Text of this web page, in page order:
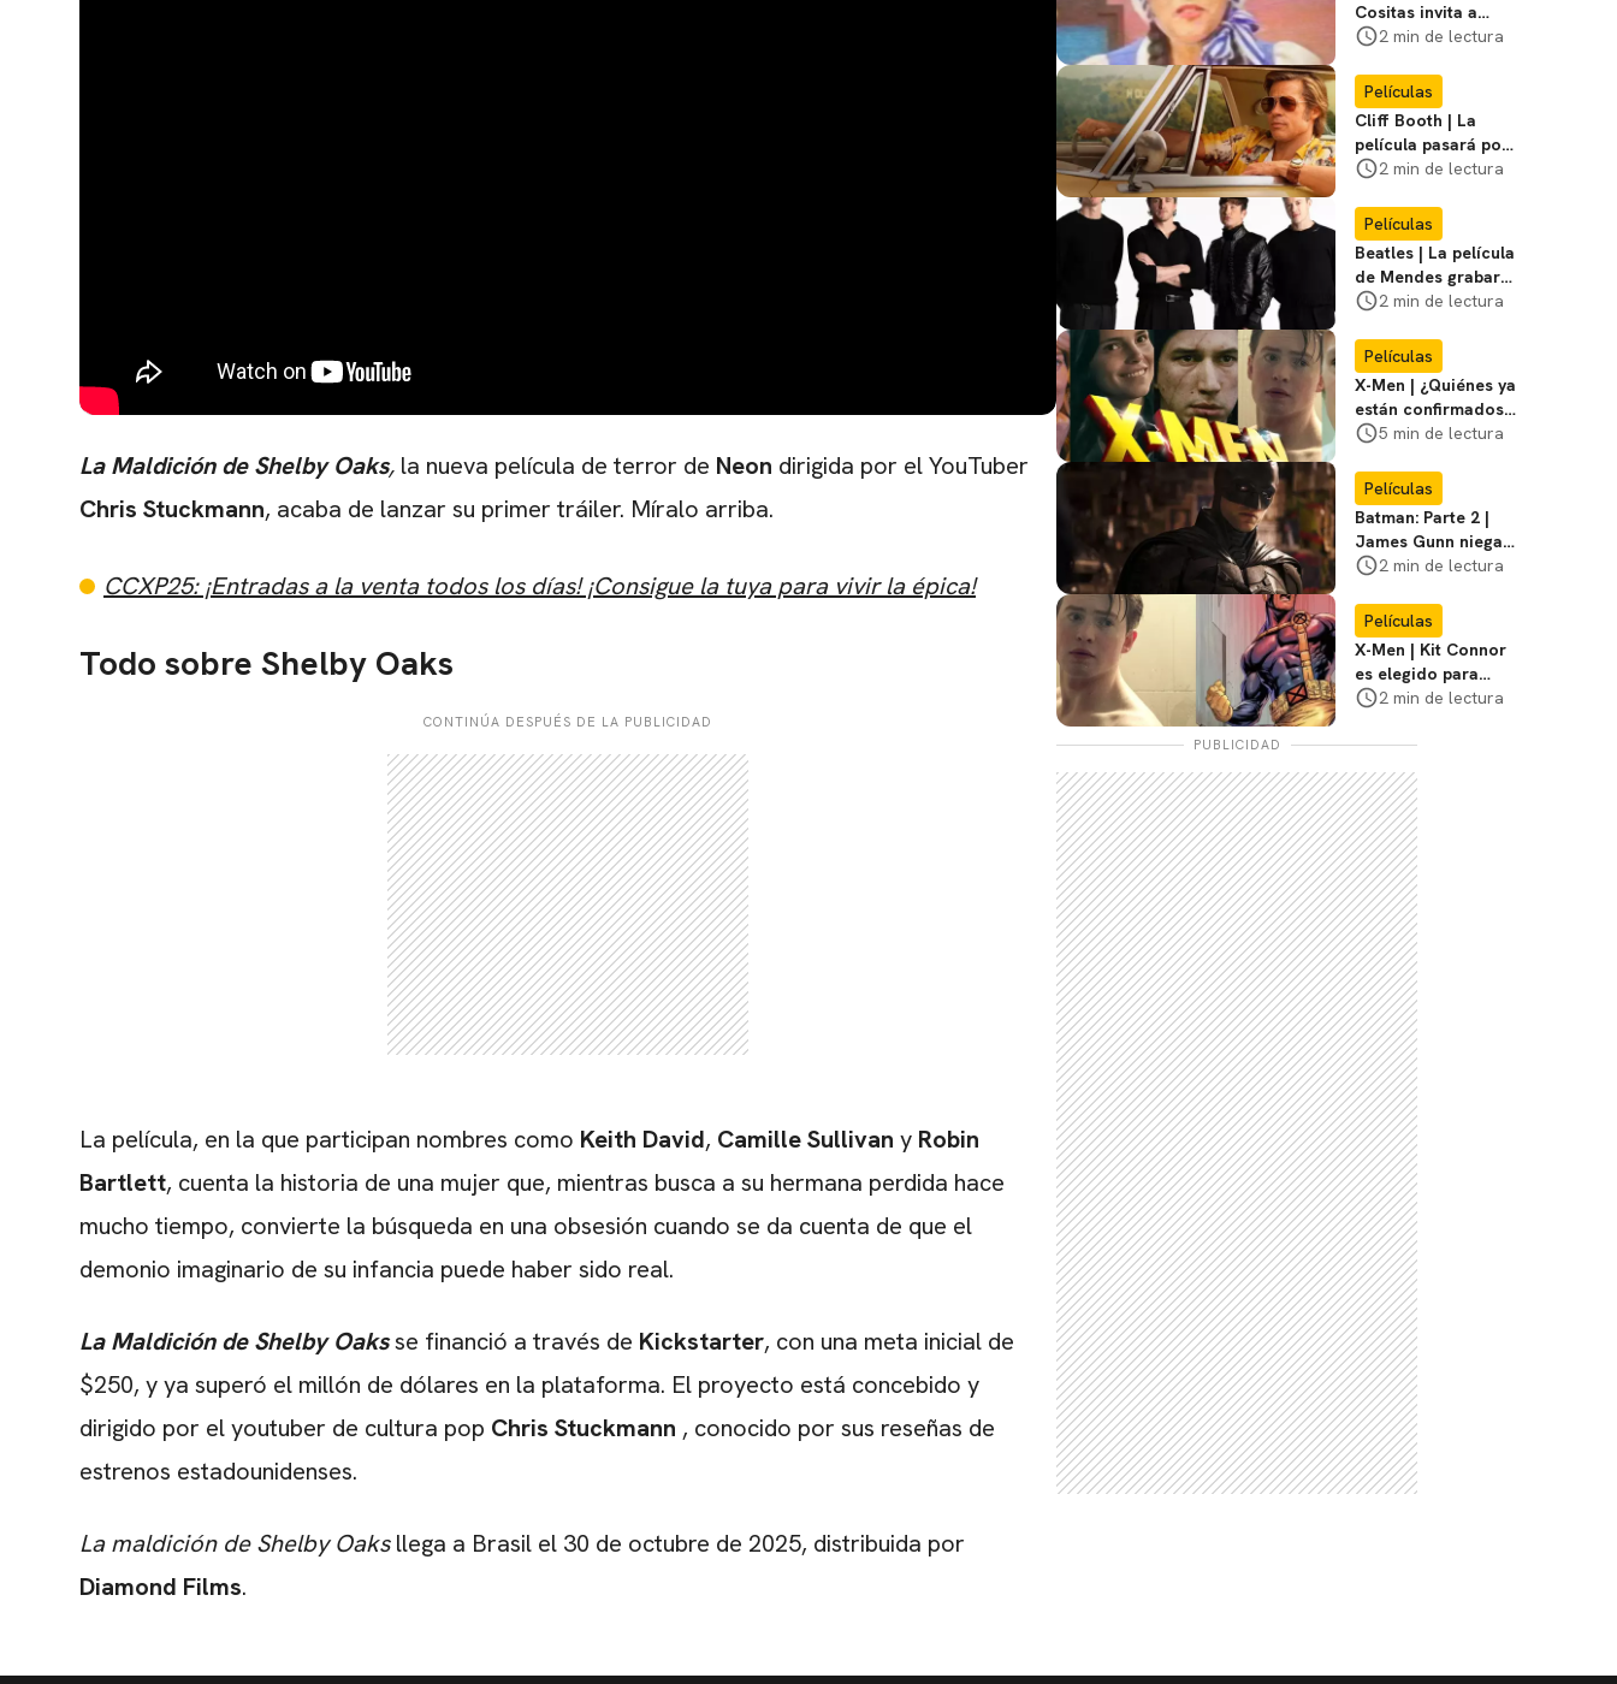
La Maldición de Shelby Oaks, la nueva película de terror de Neon dirigida por el YouTuber
Chris Stuckmann, acaba de lanzar su primer tráiler. Míralo arriba.
CCXP25: ¡Entradas a la venta todos los días! ¡Consigue la tuya para vivir la épica!
Todo sobre Shelby Oaks
CONTINÚA DESPUÉS DE LA PUBLICIDAD
La película, en la que participan nombres como Keith David, Camille Sullivan y Robin
Bartlett, cuenta la historia de una mujer que, mientras busca a su hermana perdida hace
mucho tiempo, convierte la búsqueda en una obsesión cuando se da cuenta de que el
demonio imaginario de su infancia puede haber sido real.
La Maldición de Shelby Oaksse financió a través de Kickstarter, con una meta inicial de
$250, y ya superó el millón de dólares en la plataforma. El proyecto está concebido y
dirigido por el youtuber de cultura pop Chris Stuckmann , conocido por sus reseñas de
estrenos estadounidenses.
La maldición de Shelby Oaksllega a Brasil el 30 de octubre de 2025, distribuida por
Diamond Films.
Cositas invita a
visitar el
Miasma
2 min de lectura
Películas
Cliff Booth | La
película pasará por
nuevas filmaciones
2 min de lectura
Películas
Beatles | La película
de Mendes grabará
escenas en la
2 min de lectura
Películas
X-Men | ¿Quiénes ya
están confirmados
en la película de
favoritos
5 min de lectura
Películas
Batman: Parte 2 |
James Gunn niega
que se filme la parte
2 min de lectura
Películas
X-Men | Kit Connor
es elegido para
interpretar a
película
2 min de lectura
PUBLICIDAD